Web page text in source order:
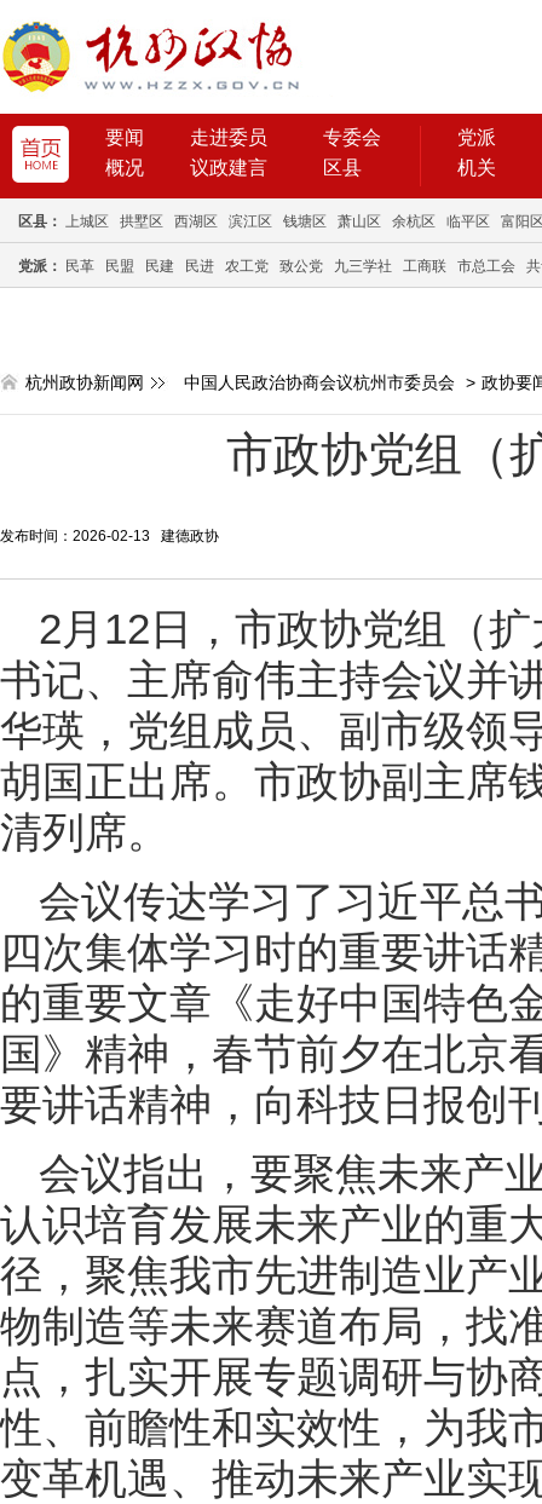
要闻 走进委员
专委会
概况
议政建言 区县
党派
机关
区县： 上城区 拱墅区 西湖区 滨江区 钱塘区 萧山区 余杭区 临平区 富阳
党派： 民革 民盟 民建 民进 农工党 致公党 九三学社 工商联 市总工会
杭州政协新闻网 中国人民政治协商会议杭州市委员会 > 政协要
市政协党组（
发布时间：2026-02-13 建德政协
2月12日，市政协党组（
书记、主席俞伟主持会议并
华瑛，党组成员、副市级领
胡国正出席。市政协副主席
清列席。
会议传达学习了习近平总
四次集体学习时的重要讲话
的重要文章《走好中国特色
国》精神，春节前夕在北京
要讲话精神，向科技日报创
会议指出，要聚焦未来产
认识培育发展未来产业的重
径，聚焦我市先进制造业产
物制造等未来赛道布局，找
点，扎实开展专题调研与协
性、前瞻性和实效性，为我
变革机遇、推动未来产业实